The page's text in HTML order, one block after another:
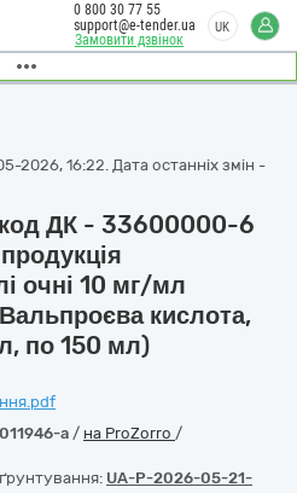
Замовити дзвінок
0 800 30 77 55
support@e-tender.ua
UK
2026, 16:22. Дата останніх змін -
код ДК - 33600000-6
очні 10 мг/мл
кислота,
по 150 мл)
a / на ProZorro /
UA-P-2026-05-21-